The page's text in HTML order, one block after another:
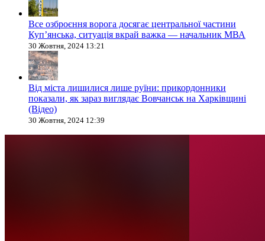
Все озброєння ворога досягає центральної частини
Куп’янська, ситуація вкрай важка — начальник МВА
30 Жовтня, 2024 13:21
Від міста лишилися лише руїни: прикордонники
показали, як зараз виглядає Вовчанськ на Харківщині
(Відео)
30 Жовтня, 2024 12:39